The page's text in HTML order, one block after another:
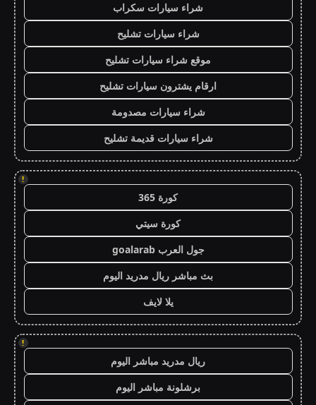
شراء سيارات سكراب
شراء سيارات تشليح
موقع شراء سيارات تشليح
ارقام يشترون سيارات تشليح
شراء سيارات مصدومة
شراء سيارات قديمة تشليح
!
كورة 365
كورة سيتي
جول العرب goalarab
بث مباشر ريال مدريد اليوم
يلا لايف
!
ريال مدريد مباشر اليوم
برشلونة مباشر اليوم